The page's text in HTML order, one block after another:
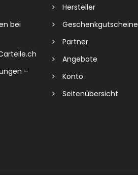
bei
–
Hersteller
Geschenkgutscheine
Partner
Angebote
Konto
Seitenübersicht